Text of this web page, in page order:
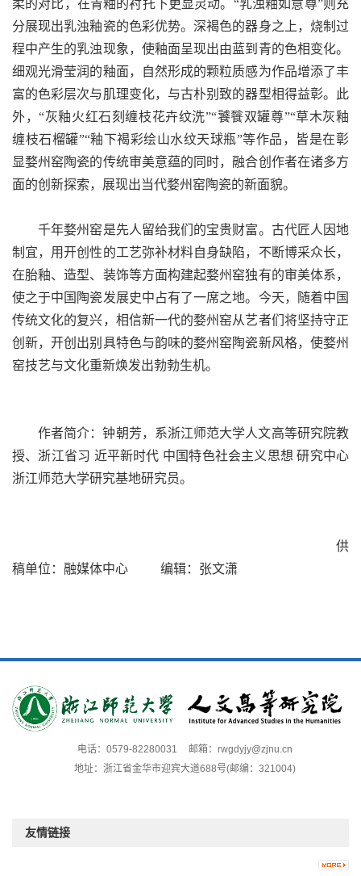
柔的对比，在青釉的衬托下更显灵动。“乳浊釉如意尊”则充
分展现出乳浊釉瓷的色彩优势。深褐色的器身之上，烧制过
程中产生的乳浊现象，使釉面呈现出由蓝到青的色相变化。
细观光滑莹润的釉面，自然形成的颗粒质感为作品增添了丰
富的色彩层次与肌理变化，与古朴别致的器型相得益彰。此
外，“灰釉火红石刻缠枝花卉纹洗”“饕餮双罐尊”“草木灰釉
缠枝石榴罐”“釉下褐彩绘山水纹天球瓶”等作品，皆是在彰
显婺州窑陶瓷的传统审美意蕴的同时，融合创作者在诸多方
面的创新探索，展现出当代婺州窑陶瓷的新面貌。
千年婺州窑是先人留给我们的宝贵财富。古代匠人因地
制宜，用开创性的工艺弥补材料自身缺陷，不断博采众长，
在胎釉、造型、装饰等方面构建起婺州窑独有的审美体系，
使之于中国陶瓷发展史中占有了一席之地。今天，随着中国
传统文化的复兴，相信新一代的婺州窑从艺者们将坚持守正
创新，开创出别具特色与韵味的婺州窑陶瓷新风格，使婺州
窑技艺与文化重新焕发出勃勃生机。
作者简介：钟朝芳，系浙江师范大学人文高等研究院教
授、浙江省习 近平新时代 中国特色社会主义思想 研究中心
浙江师范大学研究基地研究员。
供
稿单位：融媒体中心
编辑：张文潇
电话：0579-82280031
邮箱：rwgdyjy@zjnu.cn
地址：浙江省金华市迎宾大道688号(邮编：321004)
友情链接